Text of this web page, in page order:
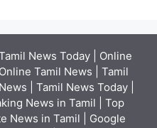
News Today | Online
Tamil News | Tamil
| Tamil News Today |
News in Tamil | Top
News in Tamil | Google